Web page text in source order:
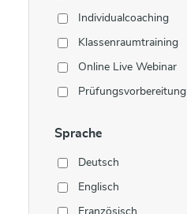
Individualcoaching
Klassenraumtraining
Online Live Webinar
Prüfungsvorbereitung
Sprache
Deutsch
Englisch
Französisch